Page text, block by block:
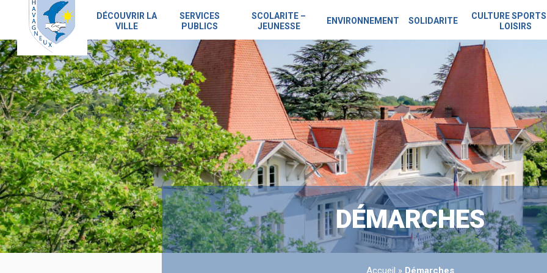
content
DÉCOUVRIR LA
VILLE
SERVICES
PUBLICS
SCOLARITE –
JEUNESSE
ENVIRONNEMENT SOLIDARITE
CULTURE
LOISIRS
DÉMARCHES
Accueil » Démarches